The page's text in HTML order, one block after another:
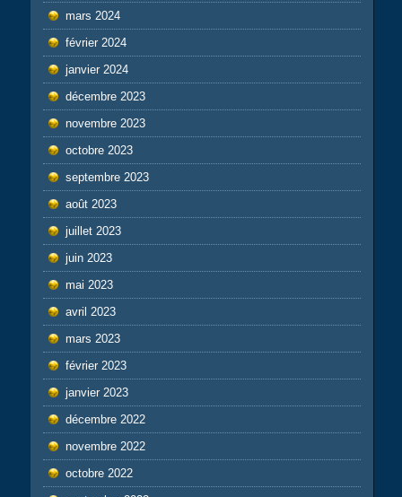
mars 2024
février 2024
janvier 2024
décembre 2023
novembre 2023
octobre 2023
septembre 2023
août 2023
juillet 2023
juin 2023
mai 2023
avril 2023
mars 2023
février 2023
janvier 2023
décembre 2022
novembre 2022
octobre 2022